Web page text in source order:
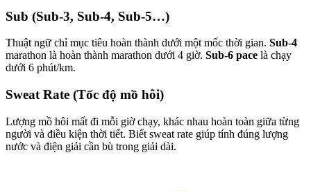
Sub (Sub-3, Sub-4, Sub-5…)
Thuật ngữ chỉ mục tiêu hoàn thành dưới một mốc thời gian. Sub-4
marathon là hoàn thành marathon dưới 4 giờ. Sub-6 pace là chạy
dưới 6 phút/km.
Sweat Rate (Tốc độ mồ hôi)
Lượng mồ hôi mất đi mỗi giờ chạy, khác nhau hoàn toàn giữa từng
người và điều kiện thời tiết. Biết sweat rate giúp tính đúng lượng
nước và điện giải cần bù trong giải dài.